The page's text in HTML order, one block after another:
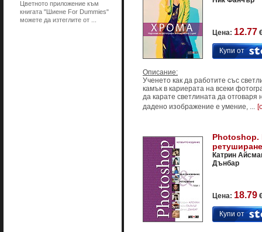
Цветното приложение към
книгата "Шиене For Dummies"
можете да изтеглите от ...
Цена: 12.77
Купи от
Описание:
Ученето как да работите със
камък в кариерата на всеки
да карате светлината да отговаря
дадено изображение е умение, ...
Photoshop.
Катрин
Дънбар
Цена: 18.79
Купи от